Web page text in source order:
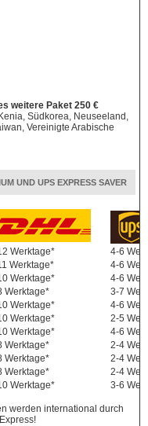
weitere Paket 250 €
Südkorea, Neuseeland,
Vereinigte Arabische
UND UPS EXPRESS SAVER
Werktage*
4-6
Werktage*
4-6
Werktage*
4-6
Werktage*
3-7
Werktage*
4-6
Werktage*
2-5
Werktage*
4-6
Werktage*
2-4
Werktage*
2-4
Werktage*
2-4
Werktage* 3-6
werden international durch